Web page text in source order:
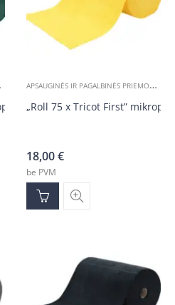
servetėlės rulone, žalios 30
A
PSAUGINĖS IR PAGALBINĖS PRIEMONĖS
„Roll 75 x Tricot First”
18,00€
be PVM